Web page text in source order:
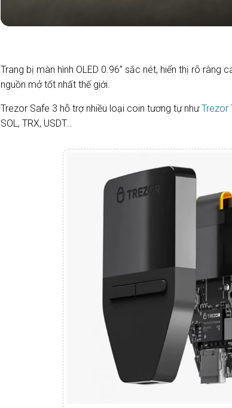
Trang bị màn hình OLED 0.96” sắc nét, hiển thị rõ ràng
nguồn mở tốt nhất thế giới.
Trezor Safe 3 hỗ trợ nhiều loại coin tương tự nhưTrezor
SOL, TRX, USDT…